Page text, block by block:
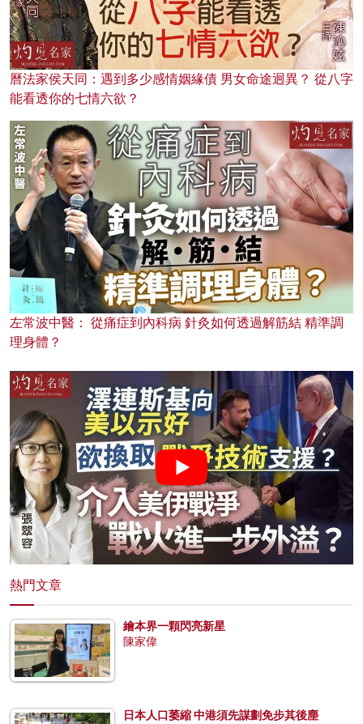
曆法家侯天同：遇到多少感情姻緣債 男女命途迥異？ 從八字
能看透你的七情六欲？
左常波中醫： 從痛症到內科病 針灸如何透過解筋結 精準調
理身體？
熱門文章
繪本界一顆閃亮新星
陳家偉
日本人口萎縮 中港須先謀劃免步其後塵